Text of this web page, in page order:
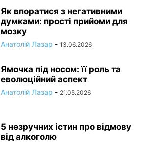
Як впоратися з негативними
думками: прості прийоми для
мозку
Анатолій Лазар - 13.06.2026
Ямочка під носом: її роль та
еволюційний аспект
Анатолій Лазар - 21.05.2026
5 незручних істин про відмову
від алкоголю